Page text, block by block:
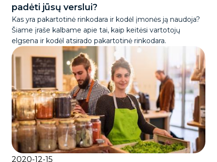
padėti jūsų verslui?
Kas yra pakartotinė rinkodara ir kodėl įmonės ją naudoja?
Šiame įraše kalbame apie tai, kaip keitėsi vartotojų
elgsena ir kodėl atsirado pakartotinė rinkodara.
2020-12-15